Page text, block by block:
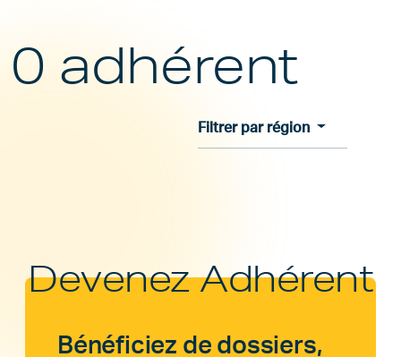
0 adhérent
Filtrer par région
Devenez Adhérent
Bénéficiez de dossiers,